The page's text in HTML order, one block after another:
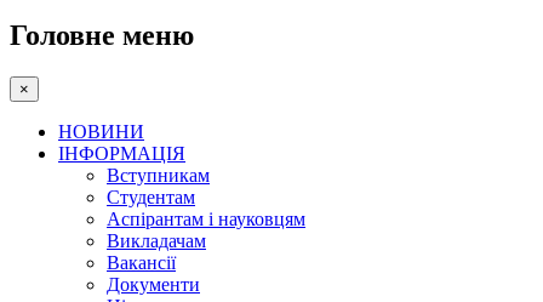
Головне меню
×
НОВИНИ
ІНФОРМАЦІЯ
Вступникам
Студентам
Аспірантам і науковцям
Викладачам
Вакансії
Документи